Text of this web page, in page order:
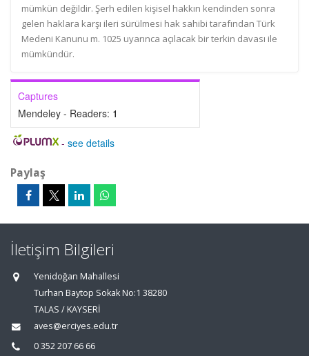
mümkün değildir. Şerh edilen kişisel hakkın kendinden sonra
gelen haklara karşı ileri sürülmesi hak sahibi tarafından Türk
Medeni Kanunu m. 1025 uyarınca açılacak bir terkin davası ile
mümkündür.
Captures
Mendeley - Readers: 1
- see details
Paylaş
İletişim Bilgileri
Yenidoğan Mahallesi
Turhan Baytop Sokak No:1 38280
TALAS / KAYSERİ
aves@erciyes.edu.tr
0 352 207 66 66